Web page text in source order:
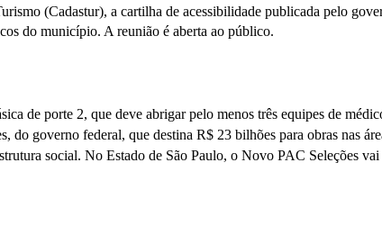
(Cadastur), a cartilha de acessibilidade publicada pelo
do município. A reunião é aberta ao público.
de porte 2, que deve abrigar pelo menos três equipes de
governo federal, que destina R$ 23 bilhões para obras nas
social. No Estado de São Paulo, o Novo PAC Seleções vai